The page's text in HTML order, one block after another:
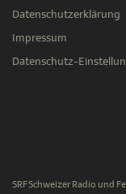
Datenschutzerklärung
Impressum
Datenschutz-
SRF Schweizer Radio und